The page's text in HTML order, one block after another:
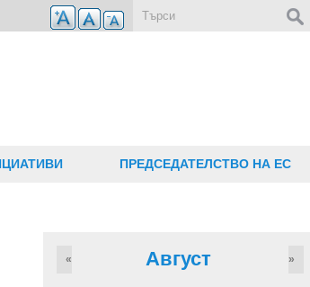
ПРЕДСЕДАТЕЛСТВО НА ЕС
Август
« »